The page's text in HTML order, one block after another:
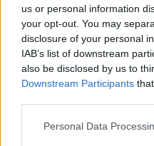
us or personal information
your opt-out. You may
disclosure of your personal
IAB’s list of downstream
also be disclosed by us to
Downstream Participants
Personal Data
58.
VII.
59.
Budai
60. Keszthelyi